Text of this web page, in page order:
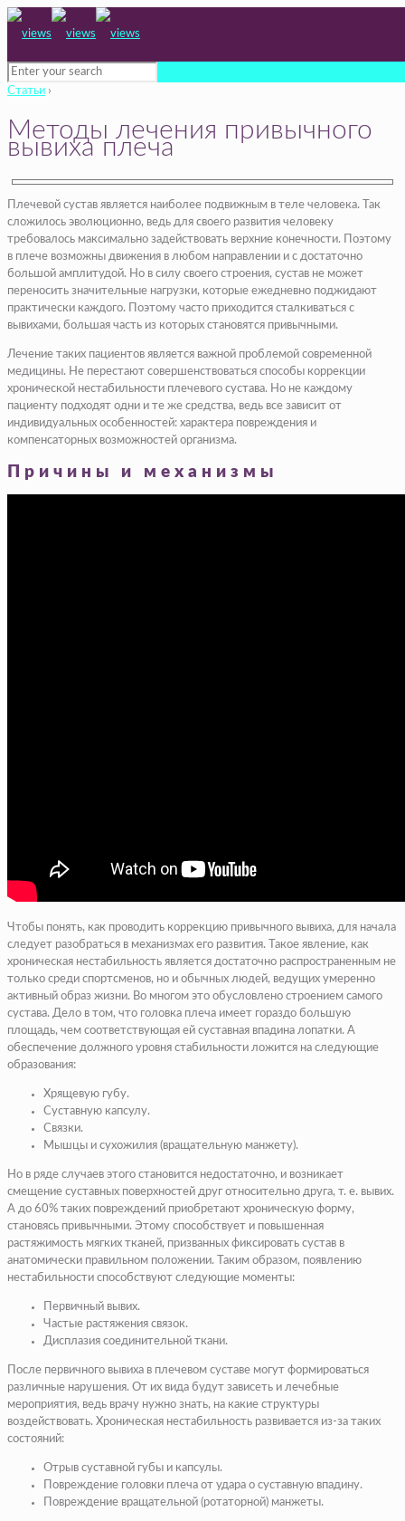
Статьи ›
Методы лечения привычного
вывиха плеча
Плечевой сустав является наиболее подвижным в теле человека. Так
сложилось эволюционно, ведь для своего развития человеку
требовалось максимально задействовать верхние конечности. Поэтому
в плече возможны движения в любом направлении и с достаточно
большой амплитудой. Но в силу своего строения, сустав не может
переносить значительные нагрузки, которые ежедневно поджидают
практически каждого. Поэтому часто приходится сталкиваться с
вывихами, большая часть из которых становятся привычными.
Лечение таких пациентов является важной проблемой современной
медицины. Не перестают совершенствоваться способы коррекции
хронической нестабильности плечевого сустава. Но не каждому
пациенту подходят одни и те же средства, ведь все зависит от
индивидуальных особенностей: характера повреждения и
компенсаторных возможностей организма.
Причины и механизмы
Чтобы понять, как проводить коррекцию привычного вывиха, для начала
следует разобраться в механизмах его развития. Такое явление, как
хроническая нестабильность является достаточно распространенным не
только среди спортсменов, но и обычных людей, ведущих умеренно
активный образ жизни. Во многом это обусловлено строением самого
сустава. Дело в том, что головка плеча имеет гораздо большую
площадь, чем соответствующая ей суставная впадина лопатки. А
обеспечение должного уровня стабильности ложится на следующие
образования:
Хрящевую губу.
Суставную капсулу.
Связки.
Мышцы и сухожилия (вращательную манжету).
Но в ряде случаев этого становится недостаточно, и возникает
смещение суставных поверхностей друг относительно друга, т. е. вывих.
А до 60% таких повреждений приобретают хроническую форму,
становясь привычными. Этому способствует и повышенная
растяжимость мягких тканей, призванных фиксировать сустав в
анатомически правильном положении. Таким образом, появлению
нестабильности способствуют следующие моменты:
Первичный вывих.
Частые растяжения связок.
Дисплазия соединительной ткани.
После первичного вывиха в плечевом суставе могут формироваться
различные нарушения. От их вида будут зависеть и лечебные
мероприятия, ведь врачу нужно знать, на какие структуры
воздействовать. Хроническая нестабильность развивается из-за таких
состояний:
Отрыв суставной губы и капсулы.
Повреждение головки плеча от удара о суставную впадину.
Повреждение вращательной (ротаторной) манжеты.